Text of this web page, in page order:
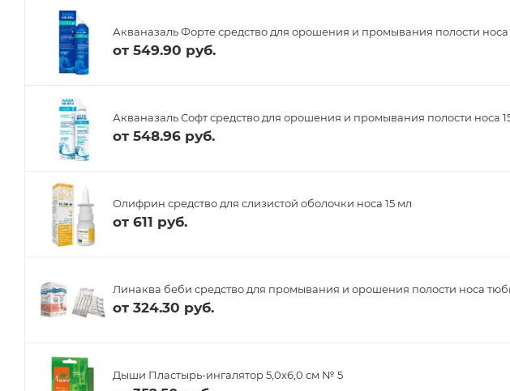
Акваназаль Форте средство для орошения и промывания полости носа
от 549.90 руб.
Акваназаль Софт средство для орошения и промывания полости носа
от 548.96 руб.
Олифрин средство для слизистой оболочки носа 15 мл
от 611 руб.
Линаква беби средство для промывания и орошения полости носа
от 324.30 руб.
Дыши Пластырь-ингалятор 5,0х6,0 см № 5